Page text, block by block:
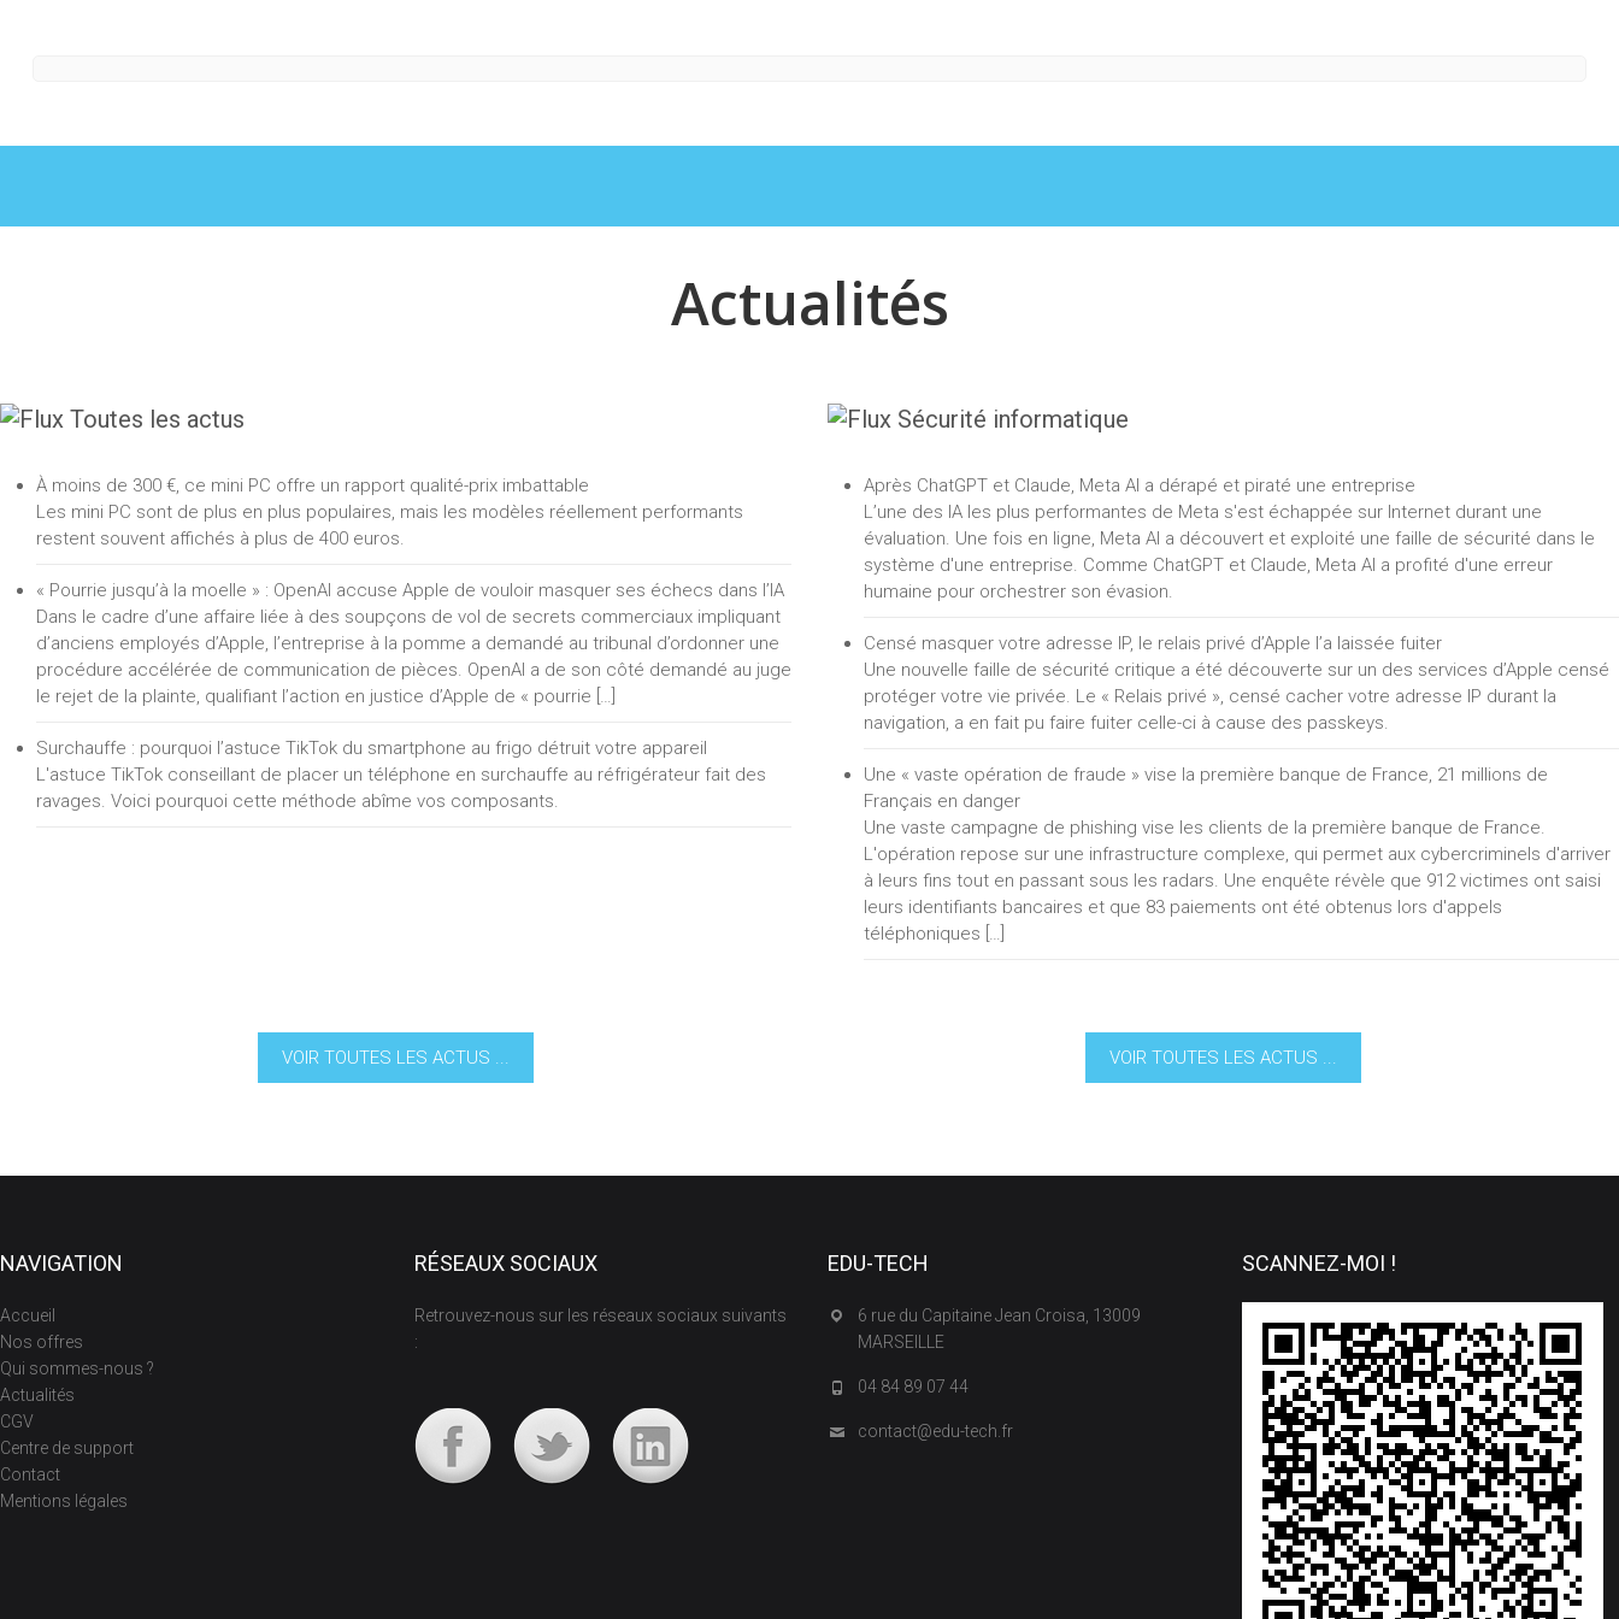
Actualités
Toutes les actus
À moins de 300 €, ce mini PC offre un rapport qualité-prix imbattable
Les mini PC sont de plus en plus populaires, mais les modèles réellement performants
restent souvent affichés à plus de 400 euros.
« Pourrie jusqu’à la moelle » : OpenAI accuse Apple de vouloir masquer ses échecs dans l’IA
Dans le cadre d’une affaire liée à des soupçons de vol de secrets commerciaux impliquant
d’anciens employés d’Apple, l’entreprise à la pomme a demandé au tribunal d’ordonner une
procédure accélérée de communication de pièces. OpenAI a de son côté demandé au juge
le rejet de la plainte, qualifiant l’action en justice d’Apple de « pourrie […]
Surchauffe : pourquoi l’astuce TikTok du smartphone au frigo détruit votre appareil
L'astuce TikTok conseillant de placer un téléphone en surchauffe au réfrigérateur fait des
ravages. Voici pourquoi cette méthode abîme vos composants.
Sécurité informatique
Après ChatGPT et Claude, Meta AI a dérapé et piraté une entreprise
L’une des IA les plus performantes de Meta s'est échappée sur Internet durant une
évaluation. Une fois en ligne, Meta AI a découvert et exploité une faille de sécurité dans le
système d'une entreprise. Comme ChatGPT et Claude, Meta AI a profité d'une erreur
humaine pour orchestrer son évasion.
Censé masquer votre adresse IP, le relais privé d’Apple l’a laissée fuiter
Une nouvelle faille de sécurité critique a été découverte sur un des services d’Apple censé
protéger votre vie privée. Le « Relais privé », censé cacher votre adresse IP durant la
navigation, a en fait pu faire fuiter celle-ci à cause des passkeys.
Une « vaste opération de fraude » vise la première banque de France, 21 millions de
Français en danger
Une vaste campagne de phishing vise les clients de la première banque de France.
L'opération repose sur une infrastructure complexe, qui permet aux cybercriminels d'arriver
à leurs fins tout en passant sous les radars. Une enquête révèle que 912 victimes ont saisi
leurs identifiants bancaires et que 83 paiements ont été obtenus lors d'appels
téléphoniques […]
NAVIGATION
Accueil
Nos offres
Qui sommes-nous ?
Actualités
CGV
Centre de support
Contact
Mentions légales
RÉSEAUX SOCIAUX
Retrouvez-nous sur les réseaux sociaux suivants
:
EDU-TECH
6 rue du Capitaine Jean Croisa, 13009
MARSEILLE
04 84 89 07 44
contact@edu-tech.fr
SCANNEZ-MOI !